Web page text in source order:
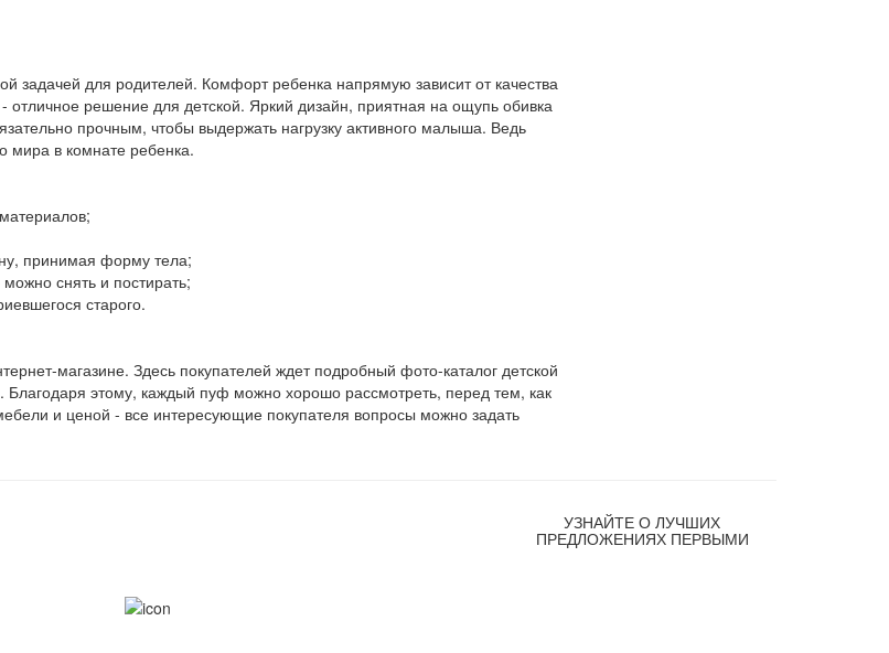
задачей для родителей. Комфорт ребенка напрямую зависит от качества
решение для детской. Яркий дизайн, приятная на ощупь обивка
прочным, чтобы выдержать нагрузку активного малыша. Ведь
мира в комнате ребенка.
принимая форму тела;
снять и постирать;
старого.
магазине. Здесь покупателей ждет подробный фото-каталог детской
Благодаря этому, каждый пуф можно хорошо рассмотреть, перед тем, как
и ценой - все интересующие покупателя вопросы можно задать
УЗНАЙТЕ О ЛУЧШИХ
ПРЕДЛОЖЕНИЯХ ПЕРВЫМИ